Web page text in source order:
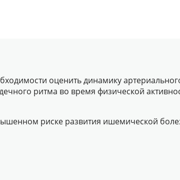
оценить динамику
ритма во время физической
риске развития ишемической